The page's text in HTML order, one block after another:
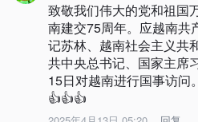
致敬我们伟大的党和祖国
南建交75周年。应越南共
记苏林、越南社会主义共
共中央总书记、国家主席
15日对越南进行国事访
👍👍👍